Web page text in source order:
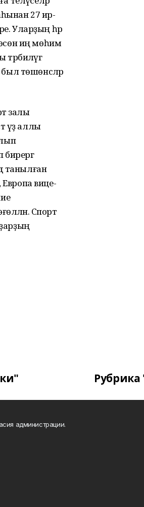
27 ир-
Уларҙың һәр
иң мөһим
төшөнсәләр
залы
үҙ аллы
танылған
вице-
Спорт
администрации.